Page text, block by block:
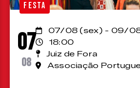
FESTA
07
08
07/08 (sex) - 09/
18:00
Juiz de Fora
Associação